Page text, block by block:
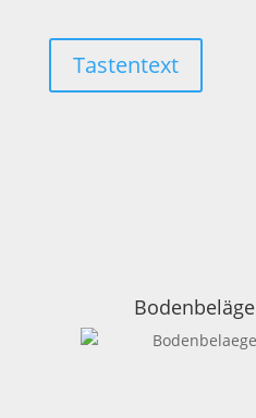
Tastentext